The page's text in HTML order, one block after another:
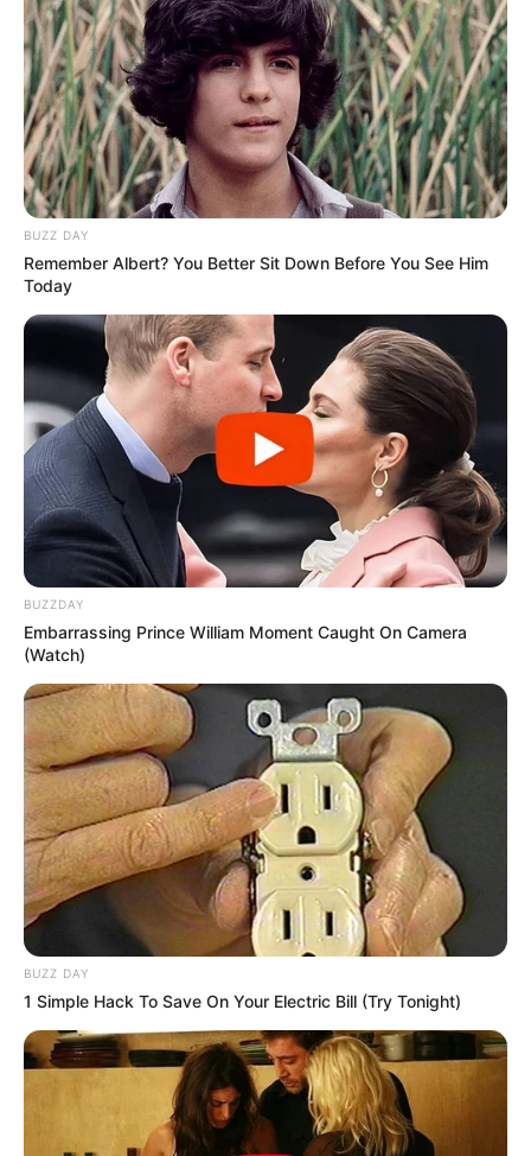
PRONOSTIC QUINTÉ de la meilleure presse
PMU
Retrouvez tous les jours lespronostics de la presse sur
cette page
Vincennes les courses du PMU d’antan
BUZZ DAY
Remember Albert? You Better Sit Down Before You See Him
Today
BUZZDAY
Embarrassing Prince William Moment Caught On Camera
(Watch)
BUZZ DAY
1 Simple Hack To Save On Your Electric Bill (Try Tonight)